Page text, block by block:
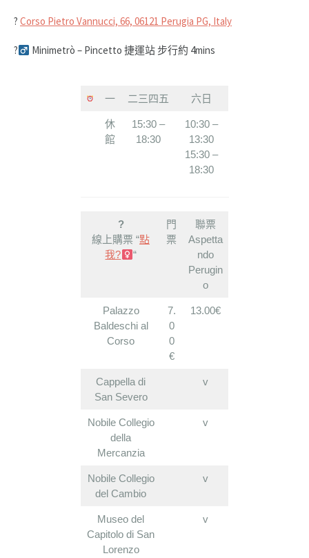
? Corso Pietro Vannucci, 66, 06121 Perugia PG, Italy
?‍ Minimetrò – Pincetto 捷運站 步行約 4mins
一 二三四五 六日
休
館
15:30 –
18:30
10:30 –
13:30
15:30 –
18:30
?
線上購票 “點
我?‍
“
門
票
聯票
Aspetta
ndo
Perugin
o
Palazzo
Baldeschi al
Corso
7.
0
0
€
13.00€
Cappella di
San Severo
v
Nobile Collegio
della
Mercanzia
v
Nobile Collegio
del Cambio
v
Museo del
Capitolo di San
Lorenzo
v